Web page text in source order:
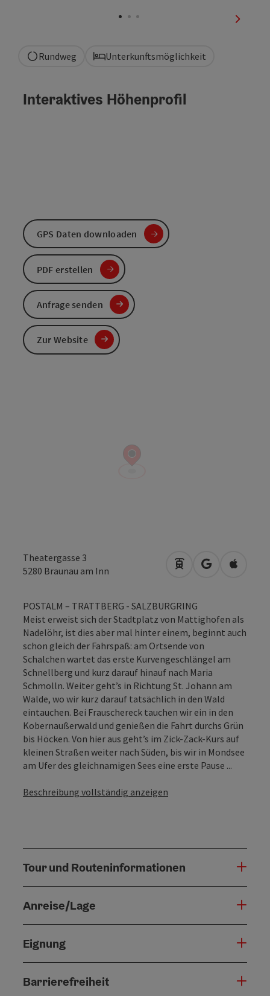
Rundweg Unterkunftsmöglichkeit
Theatergasse 3
5280 Braunau am Inn Anreise mit
in Google
in
POSTALM – TRATTBERG - SALZBURGRING
Meist erweist sich der Stadtplatz von Mattighofen als
Nadelöhr, ist dies aber mal hinter einem, beginnt auch
schon gleich der Fahrspaß: am Ortsende von
Schalchen wartet das erste Kurvengeschlängel am
Schnellberg und kurz darauf hinauf nach Maria
Schmolln. Weiter geht’s in Richtung St. Johann am
Walde, wo wir kurz darauf tatsächlich in den Wald
eintauchen. Bei Frauschereck tauchen wir ein in den
Kobernaußerwald und genießen die Fahrt durchs Grün
bis Höcken. Von hier aus geht’s im Zick-Zack-Kurs auf
kleinen Straßen weiter nach Süden, bis wir in Mondsee
am Ufer des gleichnamigen Sees eine erste Pause ...
Beschreibung vollständig anzeigen
Tour und Routeninformationen
Anreise/Lage
Eignung
Barrierefreiheit
Interaktives Höhenprofil
GPS Daten downloaden
PDF erstellen
Anfrage senden
Zur Website